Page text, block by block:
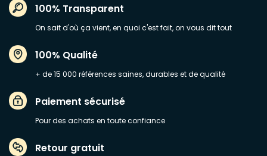
100% Transparent
On sait d'où ça vient, en quoi c'est fait, on vous dit tout
100% Qualité
+ de 15 000 références saines, durables et de qualité
Paiement sécurisé
Pour des achats en toute confiance
Retour gratuit